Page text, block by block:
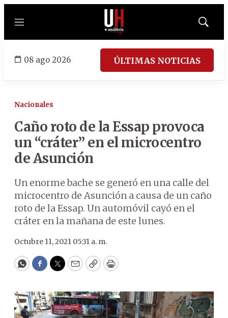
Menú
Mostrar
08 ago 2026 ÚLTIMAS NOTICIAS
Nacionales
Caño roto de la Essap provoca
un “cráter” en el microcentro
de Asunción
Un enorme bache se generó en una calle del
microcentro de Asunción a causa de un caño
roto de la Essap. Un automóvil cayó en el
cráter en la mañana de este lunes.
Octubre 11, 2021 05:31 a. m.
WhatsApp
Facebook
Twitter
EmailCopyPrint